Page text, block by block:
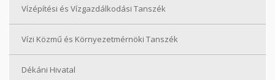
Vízépítési és Vízgazdálkodási Tanszék
Vízi Közmű és Környezetmérnöki Tanszék
Dékáni Hivatal